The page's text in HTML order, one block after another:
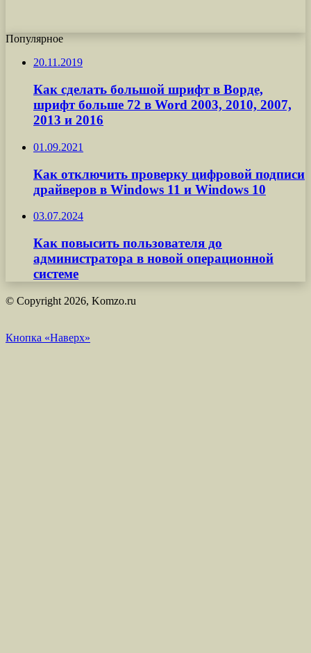
Популярное
20.11.2019
Как сделать большой шрифт в Ворде,
шрифт больше 72 в Word 2003, 2010, 2007,
2013 и 2016
01.09.2021
Как отключить проверку цифровой подписи
драйверов в Windows 11 и Windows 10
03.07.2024
Как повысить пользователя до
администратора в новой операционной
системе
© Copyright 2026, Komzo.ru
Кнопка «Наверх»